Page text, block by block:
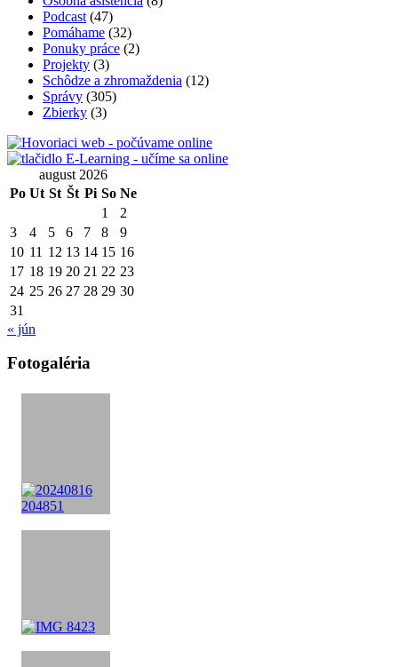
Podcast (47)
Pomáhame (32)
Ponuky práce (2)
Projekty (3)
Schôdze a zhromaždenia (12)
Správy (305)
Zbierky (3)
august 2026
Po Ut St Št Pi So Ne
1
2
3
4 5 6 7 8
9
10 11 12 13 14 15 16
17 18 19 20 21 22 23
24 25 26 27 28 29 30
31
« jún
Fotogaléria